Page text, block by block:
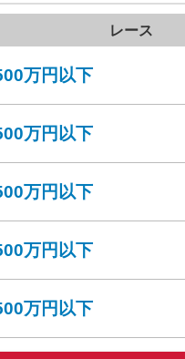
レース
万円以下
万円以下
万円以下
万円以下
万円以下